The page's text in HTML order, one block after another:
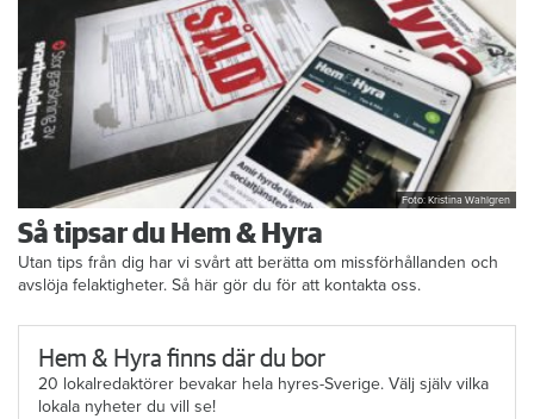
Foto: Kristina Wahlgren
Så tipsar du Hem & Hyra
Utan tips från dig har vi svårt att berätta om missförhållanden och
avslöja felaktigheter. Så här gör du för att kontakta oss.
Hem & Hyra finns där du bor
20 lokalredaktörer bevakar hela hyres-Sverige. Välj själv vilka
lokala nyheter du vill se!